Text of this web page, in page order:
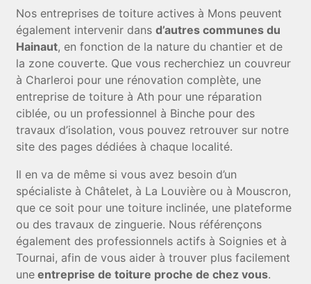
Nos entreprises de toiture actives à Mons peuvent
également intervenir dansd’autres communes du
Hainaut, en fonction de la nature du chantier et de
la zone couverte. Que vous recherchiez un couvreur
à Charleroi pour une rénovation complète, une
entreprise de toiture à Ath pour une réparation
ciblée, ou un professionnel à Binche pour des
travaux d’isolation, vous pouvez retrouver sur notre
site des pages dédiées à chaque localité.
Il en va de même si vous avez besoin d’un
spécialiste à Châtelet, à La Louvière ou à Mouscron,
que ce soit pour une toiture inclinée, une plateforme
ou des travaux de zinguerie. Nous référençons
également des professionnels actifs à Soignies et à
Tournai, afin de vous aider à trouver plus facilement
une entreprise de toiture proche de chez vous.